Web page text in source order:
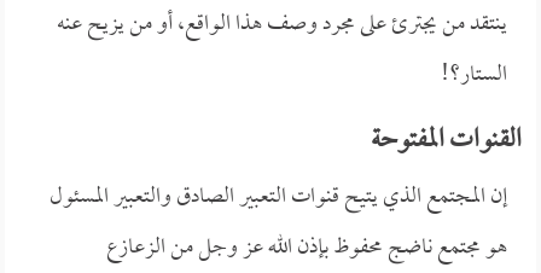
ينتقد من يجترئ على مجرد وصف هذا الواقع، أو من يزيح عنه
الستار؟!
القنوات المفتوحة
إن المجتمع الذي يتيح قنوات التعبير الصادق والتعبير المسئول
هو مجتمع ناضج محفوظ بإذن الله عز وجل من الزعازع